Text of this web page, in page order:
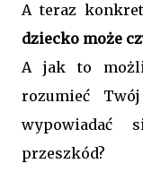
A teraz
dziecko może
A jak to
rozumieć
przeszkód?